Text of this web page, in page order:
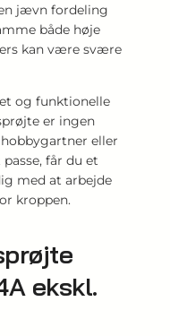
jævn fordeling
både høje
kan være svære
og funktionelle
er ingen
eller
får du et
med at arbejde
kroppen.
ekskl.